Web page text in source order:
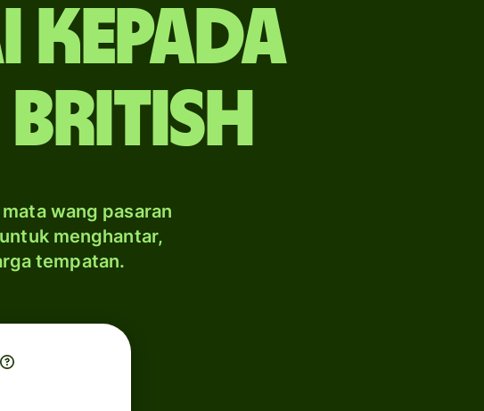
kepada
wang pasaran
menghantar,
tempatan.